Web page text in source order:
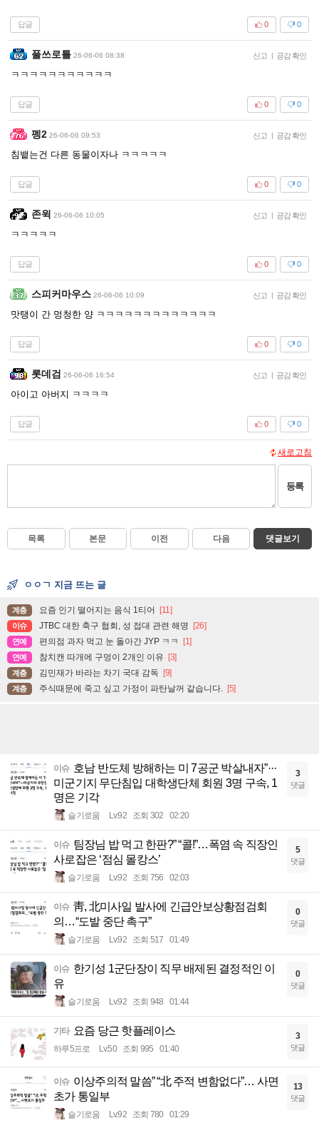
답글 0
0
풀쓰로틀 26-06-06 08:38 신고 | 공감 확인
ㅋㅋㅋㅋㅋㅋㅋㅋㅋㅋㅋ
답글 0
0
펭2 26-06-06 09:53 신고 | 공감 확인
침뱉는건 다른 동물이자나 ㅋㅋㅋㅋㅋ
답글 0
0
존윅 26-06-06 10:05 신고 | 공감 확인
ㅋㅋㅋㅋㅋ
답글 0
0
스피커마우스 26-06-06 10:09 신고 | 공감 확인
맛탱이 간 멍청한 양 ㅋㅋㅋㅋㅋㅋㅋㅋㅋㅋㅋㅋㅋ
답글 0
0
롯데검 26-06-06 16:54 신고 | 공감 확인
아이고 아버지 ㅋㅋㅋㅋ
답글 0
0
새로고침
등록
목록 본문 이전 다음 댓글보기
ㅇㅇㄱ 지금 뜨는 글
계층 요즘 인기 떨어지는 음식 1티어 [11]
이슈 JTBC 대한 축구 협회, 성 접대 관련 해명 [26]
연예 편의점 과자 먹고 눈 돌아간 JYP ㅋㅋ [1]
연예 참치캔 따개에 구멍이 2개인 이유 [3]
계층 김민재가 바라는 차기 국대 감독 [9]
계층 주식때문에 죽고 싶고 가정이 파탄날꺼 같습니다. [5]
이슈 호남 반도체 방해하는 미 7공군 박살내자”···
미군기지 무단침입 대학생단체 회원 3명 구속, 1
명은 기각
슬기로움 Lv.92 조회 302 02:20
3
댓글
이슈 팀장님 밥 먹고 한판?” “콜!”…폭염 속 직장인
사로잡은 ‘점심 몰캉스’
슬기로움 Lv.92 조회 756 02:03
5
댓글
이슈 靑, 北미사일 발사에 긴급안보상황점검회
의…“도발 중단 촉구”
슬기로움 Lv.92 조회 517 01:49
0
댓글
이슈 한기성 1군단장이 직무 배제된 결정적인 이
유
슬기로움 Lv.92 조회 948 01:44
0
댓글
기타 요즘 당근 핫플레이스
하루5프로 Lv.50 조회 995 01:40
3
댓글
이슈 이상주의적 말씀” “北 주적 변함없다”… 사면
초가 통일부
슬기로움 Lv.92 조회 780 01:29
13
댓글